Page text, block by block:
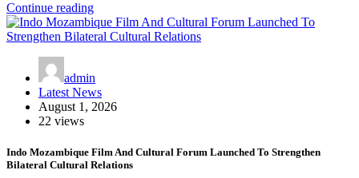
Continue reading
admin
Latest News
August 1, 2026
22 views
Indo Mozambique Film And Cultural Forum Launched To Strengthen
Bilateral Cultural Relations